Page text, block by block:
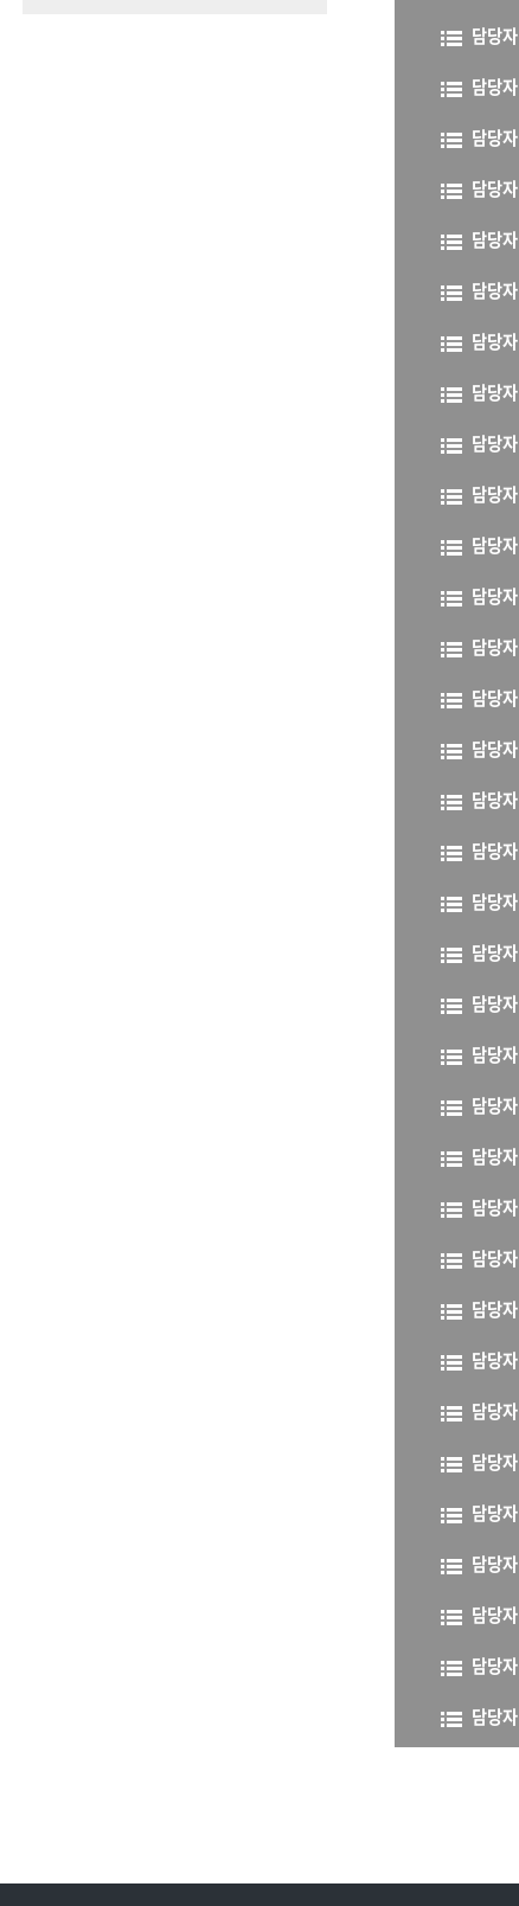
담당자
담당자
담당자
담당자
담당자
담당자
담당자
담당자
담당자
담당자
담당자
담당자
담당자
담당자
담당자
담당자
담당자
담당자
담당자
담당자
담당자
담당자
담당자
담당자
담당자
담당자
담당자
담당자
담당자
담당자
담당자
담당자
담당자
담당자